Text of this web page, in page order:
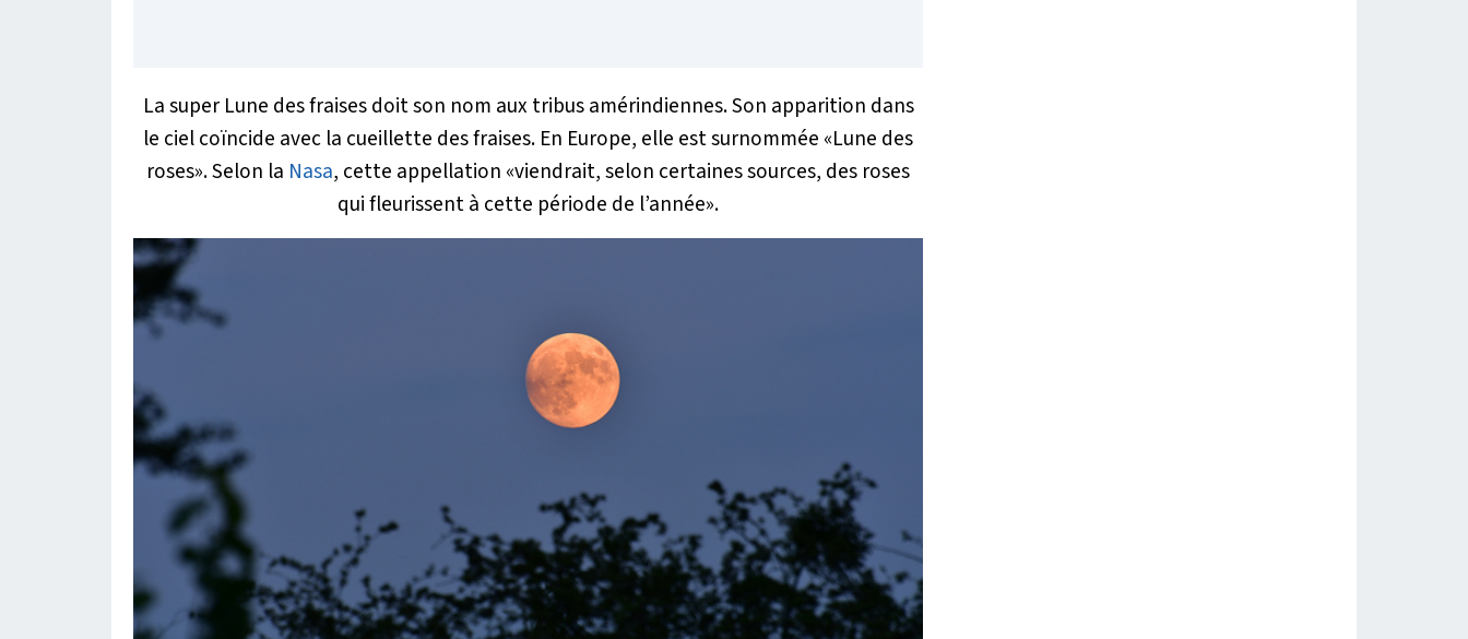
La super Lune des fraises doit son nom aux tribus amérindiennes. Son apparition dans
le ciel coïncide avec la cueillette des fraises. En Europe, elle est surnommée «Lune des
roses». Selon la Nasa, cette appellation «viendrait, selon certaines sources, des roses
qui fleurissent à cette période de l’année».